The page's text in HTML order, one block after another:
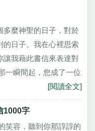
多麼神聖的日子，對於
的日子。我在心裡思索
讓我藉此書信來表達對
一瞬間起，您成了一位
[閱讀全文]
1000字
笑容，聽到你那諄諄的